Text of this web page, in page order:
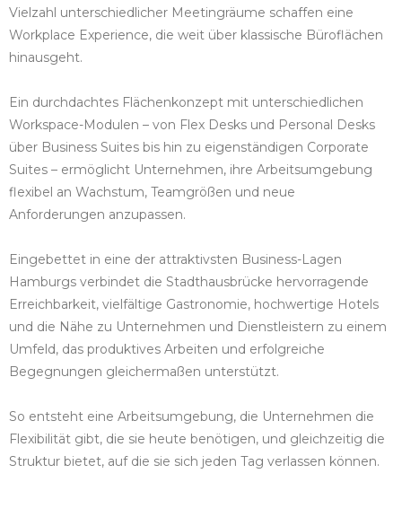
Vielzahl unterschiedlicher Meetingräume schaffen eine
Workplace Experience, die weit über klassische Büroflächen
hinausgeht.
Ein durchdachtes Flächenkonzept mit unterschiedlichen
Workspace-Modulen – von Flex Desks und Personal Desks
über Business Suites bis hin zu eigenständigen Corporate
Suites – ermöglicht Unternehmen, ihre Arbeitsumgebung
flexibel an Wachstum, Teamgrößen und neue
Anforderungen anzupassen.
Eingebettet in eine der attraktivsten Business-Lagen
Hamburgs verbindet die Stadthausbrücke hervorragende
Erreichbarkeit, vielfältige Gastronomie, hochwertige Hotels
und die Nähe zu Unternehmen und Dienstleistern zu einem
Umfeld, das produktives Arbeiten und erfolgreiche
Begegnungen gleichermaßen unterstützt.
So entsteht eine Arbeitsumgebung, die Unternehmen die
Flexibilität gibt, die sie heute benötigen, und gleichzeitig die
Struktur bietet, auf die sie sich jeden Tag verlassen können.